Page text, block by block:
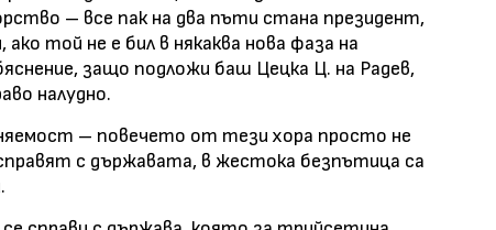
– все пак на два пъти стана президент,
той не е бил в някаква нова фаза на
защо подложи баш Цецка Ц. на Радев,
налудно.
– повечето от тези хора просто не
с държавата, в жестока безпътица са